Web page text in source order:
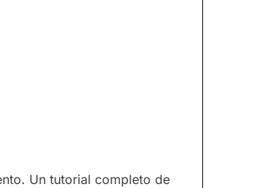
Un tutorial completo de